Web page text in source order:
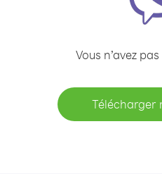
Vous n’avez
Télécharger